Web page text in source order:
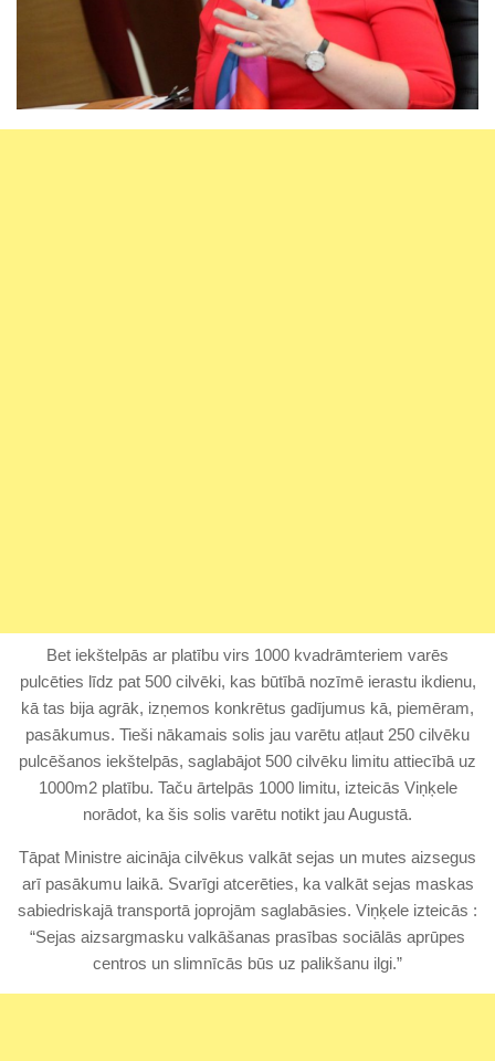
Bet iekštelpās ar platību virs 1000 kvadrāmteriem varēs
pulcēties līdz pat 500 cilvēki, kas būtībā nozīmē ierastu ikdienu,
kā tas bija agrāk, izņemos konkrētus gadījumus kā, piemēram,
pasākumus. Tieši nākamais solis jau varētu atļaut 250 cilvēku
pulcēšanos iekštelpās, saglabājot 500 cilvēku limitu attiecībā uz
1000m2 platību. Taču ārtelpās 1000 limitu, izteicās Viņķele
norādot, ka šis solis varētu notikt jau Augustā.
Tāpat Ministre aicināja cilvēkus valkāt sejas un mutes aizsegus
arī pasākumu laikā. Svarīgi atcerēties, ka valkāt sejas maskas
sabiedriskajā transportā joprojām saglabāsies. Viņķele izteicās :
“Sejas aizsargmasku valkāšanas prasības sociālās aprūpes
centros un slimnīcās būs uz palikšanu ilgi.”